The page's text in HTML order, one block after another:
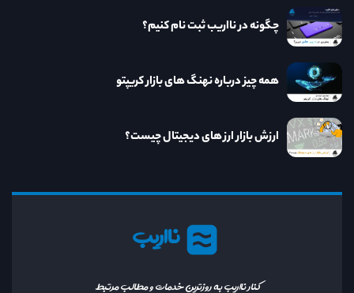
نااریب
کنار نااریب به روزترین خدمات و مطالب مرتبط
چگونه در نااریب ثبت نام کنیم؟
همه چیز درباره نهنگ های بازار کریپتو
ارزش بازار ارز های دیجیتال چیست؟